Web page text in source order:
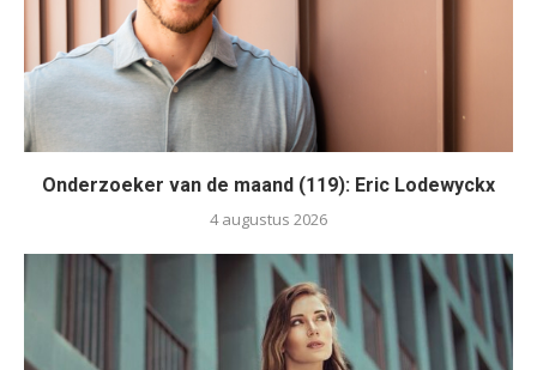
Onderzoeker van de maand (119): Eric Lodewyckx
4 augustus 2026